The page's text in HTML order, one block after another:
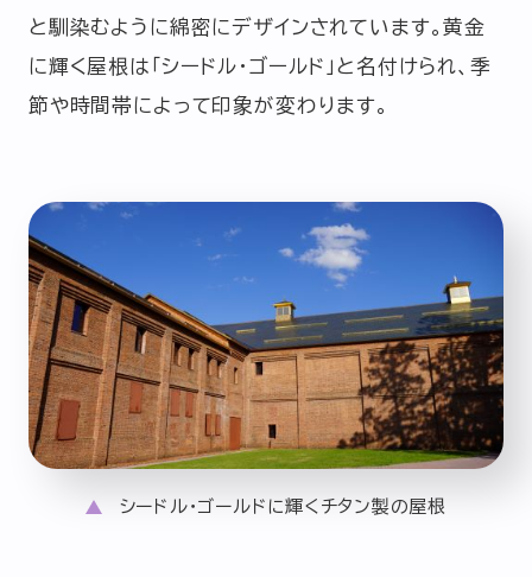
と馴染むように綿密にデザインされています。黄金
に輝く屋根は「シードル・ゴールド」と名付けられ、季
節や時間帯によって印象が変わります。
シードル・ゴールドに輝くチタン製の屋根